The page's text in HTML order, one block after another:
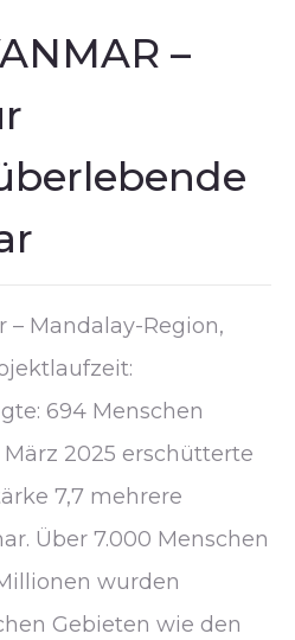
–
– Mandalay-Region,
694 Menschen
2025 erschütterte
7,7 mehrere
Über 7.000 Menschen
wurden
Gebieten wie den